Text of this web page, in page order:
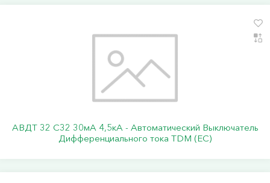
АВДТ 32 C32 30мА 4,5кА - Автоматический Выключатель
Дифференциального тока TDM (ЕС)